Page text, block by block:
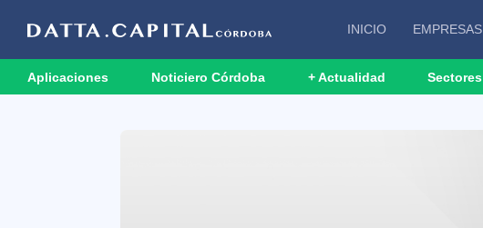
INICIO EMPRESAS
Aplicaciones Noticiero Córdoba + Actualidad Sectores